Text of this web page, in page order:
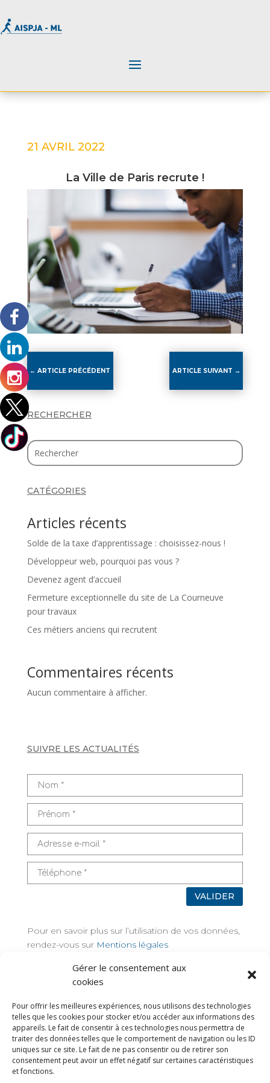
Gérer le consentement aux
cookies
Pour offrir les meilleures expériences, nous utilisons des technologies
telles que les cookies pour stocker et/ou accéder aux informations des
appareils. Le fait de consentir à ces technologies nous permettra de
traiter des données telles que le comportement de navigation ou les ID
uniques sur ce site. Le fait de ne pas consentir ou de retirer son
consentement peut avoir un effet négatif sur certaines caractéristiques
et fonctions.
21 AVRIL 2022
La Ville de Paris recrute !
←ARTICLE PRÉCÉDENT ARTICLE SUIVANT →
RECHERCHER
CATÉGORIES
Articles récents
Solde de la taxe d’apprentissage : choisissez-nous !
Développeur web, pourquoi pas vous ?
Devenez agent d’accueil
Fermeture exceptionnelle du site de La Courneuve
pour travaux
Ces métiers anciens qui recrutent
Commentaires récents
Aucun commentaire à afficher.
SUIVRE LES ACTUALITÉS
VALIDER
Pour en savoir plus sur l’utilisation de vos données,
rendez-vous sur Mentions légales